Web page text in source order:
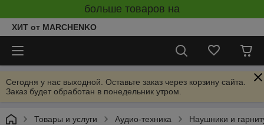
больше товаров на
ХИТ от MARCHENKO
Сегодня у нас выходной. Оставьте заказ через корзину сайта.
Заказ будет обработан в понедельник утром.
Товары и услуги Аудио-техника Наушники и